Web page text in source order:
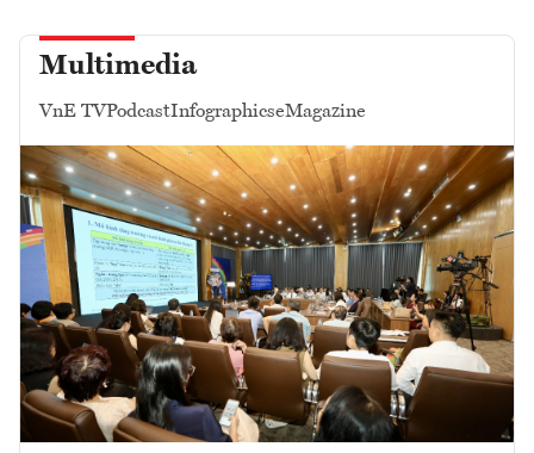
Multimedia
VnE TVPodcastInfographicseMagazine